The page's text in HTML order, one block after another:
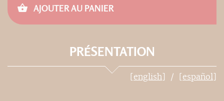
AJOUTER AU PANIER
PRÉSENTATION
[english] [español]